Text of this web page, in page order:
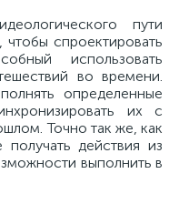
пути
спроектировать
использовать
во времени.
определенные
их с
Точно так же, как
действия из
выполнить в